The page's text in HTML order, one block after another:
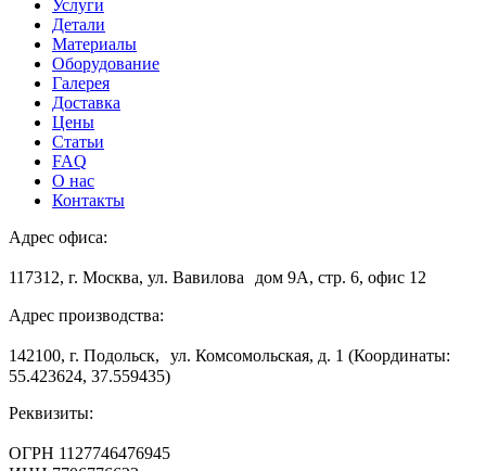
Услуги
Детали
Материалы
Оборудование
Галерея
Доставка
Цены
Статьи
FAQ
О нас
Контакты
Адрес офиса:
117312, г. Москва, ул. Вавилова дом 9А, стр. 6, офис 12
Адрес производства:
142100, г. Подольск, ул. Комсомольская, д. 1 (Координаты:
55.423624, 37.559435)
Реквизиты:
ОГРН 1127746476945